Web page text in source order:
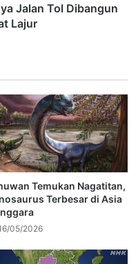
Jalan Tol Dibangun
Lajur
Temukan Nagatitan,
Terbesar di Asia
05/2026